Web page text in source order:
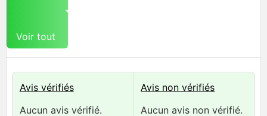
Voir tout
Avis vérifiés
Aucun avis vérifié.
Avis non vérifiés
Aucun avis non vérifié.